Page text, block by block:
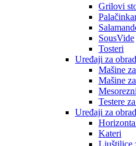
Grilovi
SousVide
Tosteri
Uređaji za
Mašine
Mašine
Testere
Uređaji za
Kateri
Ljuštilice